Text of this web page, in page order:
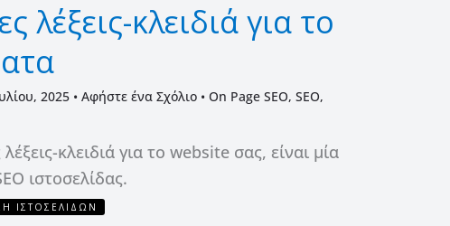
λέξεις-κλειδιά για το
2025 • Αφήστε ένα Σχόλιο • On Page SEO, SEO,
κλειδιά για το website σας, είναι μία
ιστοσελίδας.
ΙΣΤΟΣΕΛΊΔΩΝ